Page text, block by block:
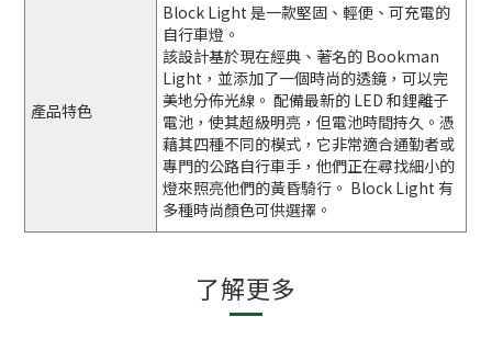
產品特色
Block Light 是一款堅固、輕便、可充電的
自行車燈。
該設計基於現在經典、著名的 Bookman
Light，並添加了一個時尚的透鏡，可以完
美地分佈光線。 配備最新的 LED 和鋰離子
電池，使其超級明亮，但電池時間持久。憑
藉其四種不同的模式，它非常適合通勤者或
專門的公路自行車手，他們正在尋找細小的
燈來照亮他們的黃昏騎行。 Block Light 有
多種時尚顏色可供選擇。
了解更多